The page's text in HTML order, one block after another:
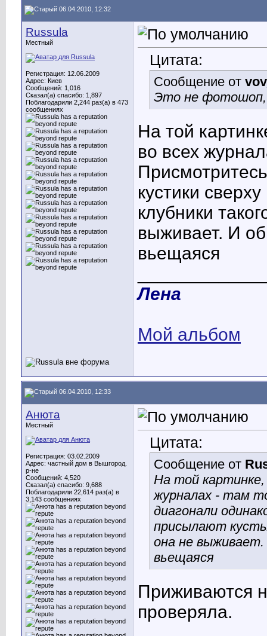
06.04.2010, 12:32
Russula
Местный
Регистрация: 12.06.2009
Адрес: Киев
Сообщений: 1,016
Сказал(а) спасибо: 1,897
Поблагодарили 2,244 раз(а) в 473
сообщениях
Цитата:
Сообщение от
Это не фотошоп,
На той
во всех
кустики
клубники
выживает. И
вьещаяся
Лена
Мой альбом
06.04.2010, 12:33
Анюта
Местный
Регистрация: 03.02.2009
Адрес: частный дом в Вышгород.
р-не
Сообщений: 4,520
Сказал(а) спасибо: 9,688
Поблагодарили 22,614 раз(а) в
3,143 сообщениях
Цитата:
Сообщение от
На той картинке,
журналах - там
диагонали
присылают кусты
она не
вьещаяся
Приживаются
проверяла.